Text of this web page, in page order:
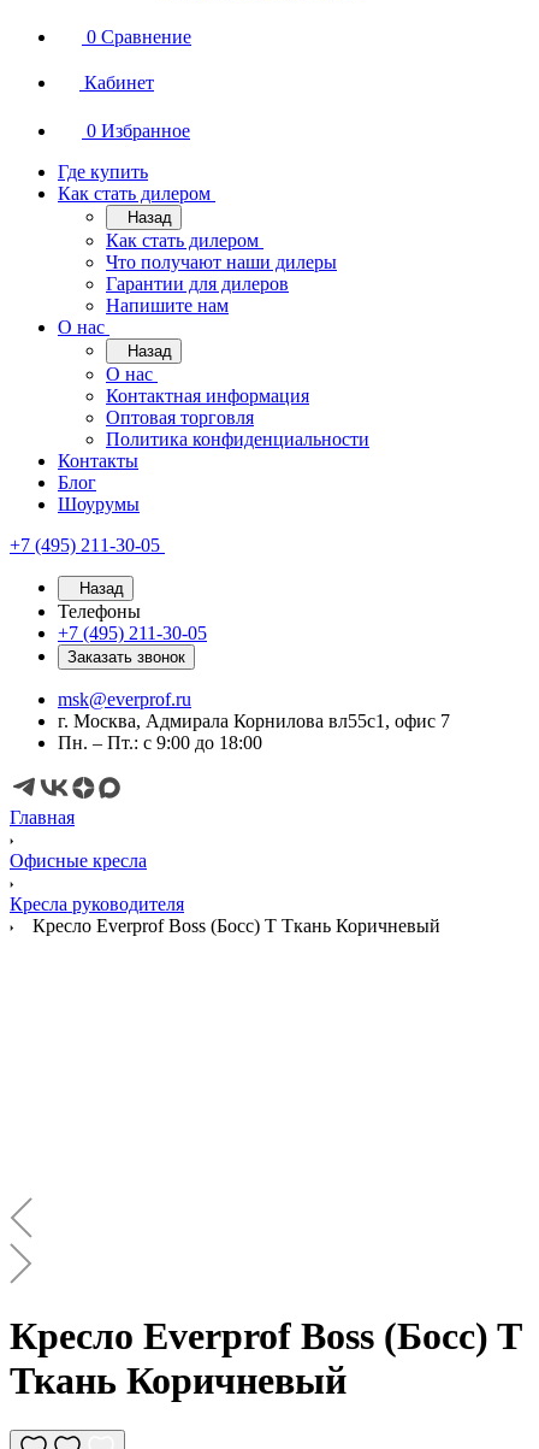
0 Сравнение
Кабинет
0 Избранное
Где купить
Как стать дилером
Назад
Как стать дилером
Что получают наши дилеры
Гарантии для дилеров
Напишите нам
О нас
Назад
О нас
Контактная информация
Оптовая торговля
Политика конфиденциальности
Контакты
Блог
Шоурумы
+7 (495) 211-30-05
Назад
Телефоны
+7 (495) 211-30-05
Заказать звонок
msk@everprof.ru
г. Москва, Адмирала Корнилова вл55с1, офис 7
Пн. – Пт.: с 9:00 до 18:00
Главная
Офисные кресла
Кресла руководителя
Кресло Everprof Boss (Босс) T Ткань Коричневый
Кресло Everprof Boss (Босс) T
Ткань Коричневый